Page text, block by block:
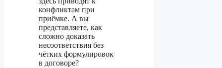
конфликтам при
приёмке. А вы
представляете, как
сложно доказать
несоответствия без
чётких формулировок
в договоре?